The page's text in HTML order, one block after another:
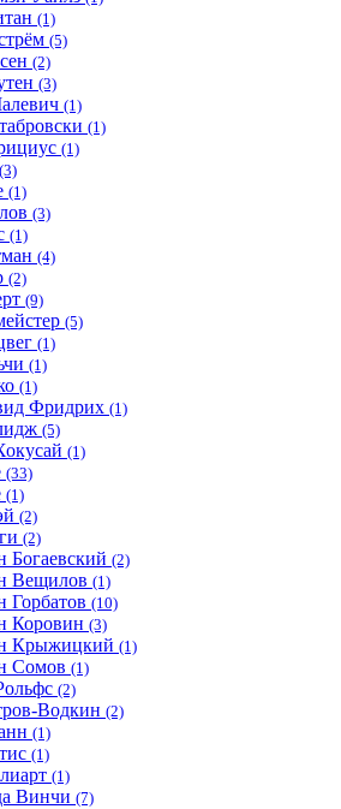
(1)
(5)
(2)
(3)
(1)
(1)
(1)
(3)
(1)
(3)
(1)
(4)
(2)
(9)
(5)
(1)
(1)
(1)
Фридрих (1)
(5)
(1)
(33)
(1)
(2)
(2)
Богаевский (2)
Вещилов (1)
Горбатов (10)
Коровин (3)
Крыжицкий (1)
Сомов (1)
(2)
Водкин (2)
(1)
(1)
(1)
Винчи (7)